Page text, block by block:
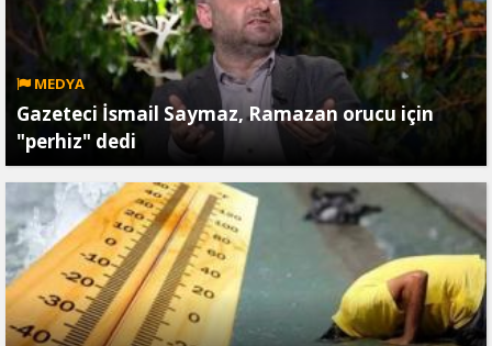
MEDYA
Gazeteci İsmail Saymaz, Ramazan orucu için
"perhiz" dedi